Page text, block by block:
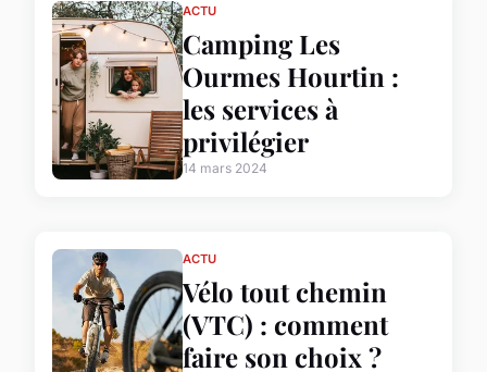
ACTU
Camping Les
Ourmes Hourtin :
les services à
privilégier
14 mars 2024
ACTU
Vélo tout chemin
(VTC) : comment
faire son choix ?